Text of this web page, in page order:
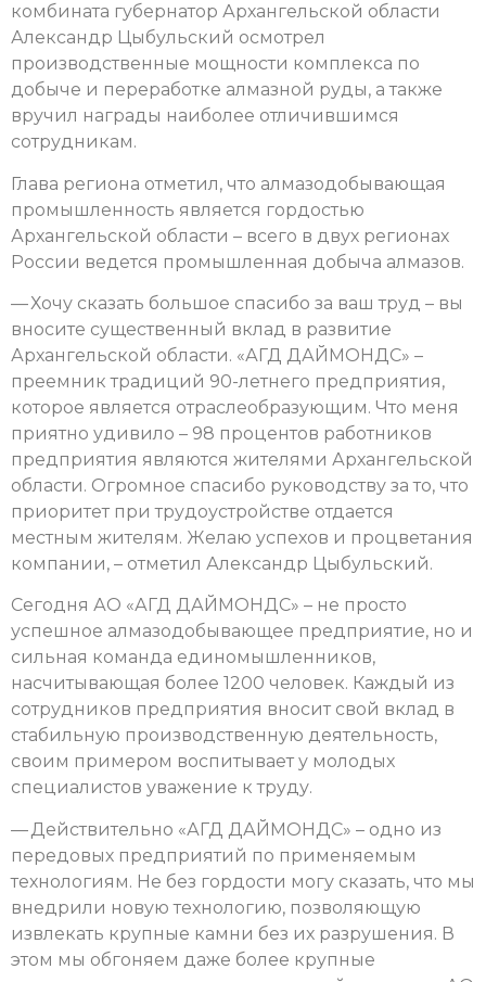
комбината губернатор Архангельской области
Александр Цыбульский осмотрел
производственные мощности комплекса по
добыче и переработке алмазной руды, а также
вручил награды наиболее отличившимся
сотрудникам.
Глава региона отметил, что алмазодобывающая
промышленность является гордостью
Архангельской области – всего в двух регионах
России ведется промышленная добыча алмазов.
— Хочу сказать большое спасибо за ваш труд – вы
вносите существенный вклад в развитие
Архангельской области. «АГД ДАЙМОНДС» –
преемник традиций 90-летнего предприятия,
которое является отраслеобразующим. Что меня
приятно удивило – 98 процентов работников
предприятия являются жителями Архангельской
области. Огромное спасибо руководству за то, что
приоритет при трудоустройстве отдается
местным жителям. Желаю успехов и процветания
компании, – отметил Александр Цыбульский.
Сегодня АО «АГД ДАЙМОНДС» – не просто
успешное алмазодобывающее предприятие, но и
сильная команда единомышленников,
насчитывающая более 1200 человек. Каждый из
сотрудников предприятия вносит свой вклад в
стабильную производственную деятельность,
своим примером воспитывает у молодых
специалистов уважение к труду.
— Действительно «АГД ДАЙМОНДС» – одно из
передовых предприятий по применяемым
технологиям. Не без гордости могу сказать, что мы
внедрили новую технологию, позволяющую
извлекать крупные камни без их разрушения. В
этом мы обгоняем даже более крупные